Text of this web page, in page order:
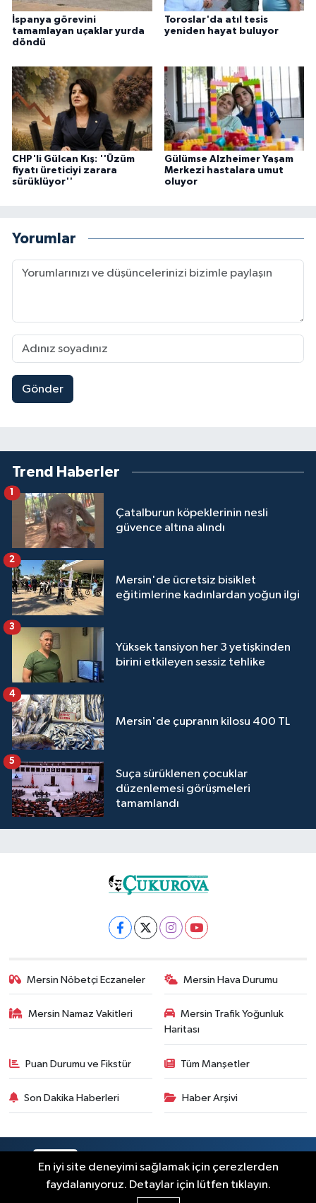
İspanya görevini
tamamlayan uçaklar yurda
döndü
Toroslar'da atıl tesis
yeniden hayat buluyor
CHP'li Gülcan Kış: ''Üzüm
fiyatı üreticiyi zarara
sürüklüyor''
Gülümse Alzheimer Yaşam
Merkezi hastalara umut
oluyor
Yorumlar
Gönder
Trend Haberler
Çatalburun köpeklerinin nesli
güvence altına alındı
1
Mersin'de ücretsiz bisiklet
eğitimlerine kadınlardan yoğun ilgi
2
Yüksek tansiyon her 3 yetişkinden
birini etkileyen sessiz tehlike
3
Mersin'de çupranın kilosu 400 TL
4
Suça sürüklenen çocuklar
düzenlemesi görüşmeleri
tamamlandı
5
Mersin Nöbetçi Eczaneler Mersin Hava Durumu
Mersin Namaz Vakitleri
Mersin Trafik Yoğunluk
Haritası
Puan Durumu ve Fikstür Tüm Manşetler
Son Dakika Haberleri Haber Arşivi
RSS Copyright © 2025. Her hakkı saklıdır.
En iyi site deneyimi sağlamak için çerezlerden
faydalanıyoruz. Detaylar için lütfen tıklayın.